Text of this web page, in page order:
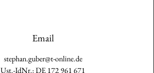
Email
stephan.guber@t-online.de
Ust.-IdNr.: DE 172 961 671